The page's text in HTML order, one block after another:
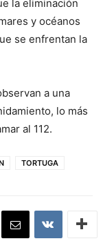
la eliminación
y océanos
se enfrentan la
a una
lo más
al 112.
TORTUGA